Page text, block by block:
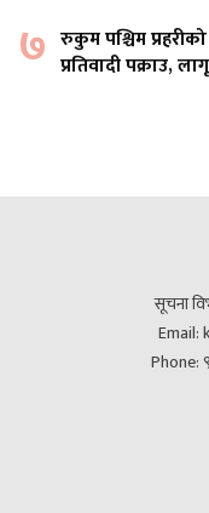
७ रुकुम पश्चिम
प्रतिवादी पक्राउ,
सूचना
Email:
Phone: